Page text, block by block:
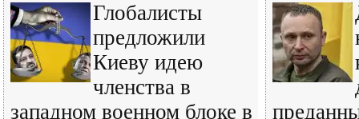
Глобалисты
предложили
Киеву идею
членства в
западном военном блоке в